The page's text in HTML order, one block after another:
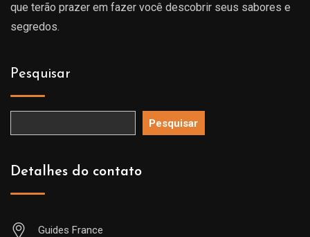
que terão prazer em fazer você descobrir seus sabores e
segredos.
Pesquisar
Pesquisar
Detalhes do contato
Guides France